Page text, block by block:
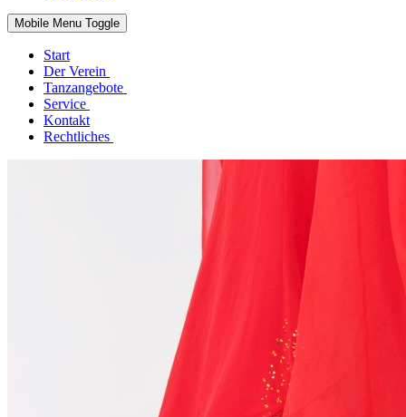
Mobile Menu Toggle
Start
Der Verein
Tanzangebote
Service
Kontakt
Rechtliches